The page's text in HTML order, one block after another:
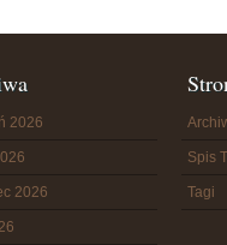
2026
2026
Spis
Tagi